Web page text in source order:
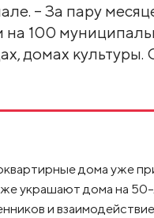
– За пару
на 100
домах культуры.
дома уже
украшают дома на
и